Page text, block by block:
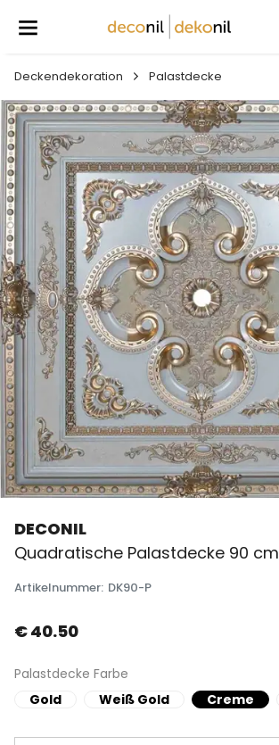
Deckendekoration Palastdecke
DECONIL
Quadratische Palastdecke 90 cm
Artikelnummer: DK90-P
€ 40.50
Palastdecke Farbe
Gold
Weiß Gold Creme